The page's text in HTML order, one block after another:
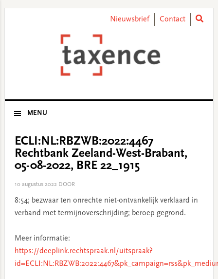
Nieuwsbrief Contact
MENU
ECLI:NL:RBZWB:2022:4467
Rechtbank Zeeland-West-Brabant,
05-08-2022, BRE 22_1915
10 augustus 2022DOOR
8:54; bezwaar ten onrechte niet-ontvankelijk verklaard in
verband met termijnoverschrijding; beroep gegrond.
Meer informatie:
https://deeplink.rechtspraak.nl/uitspraak?